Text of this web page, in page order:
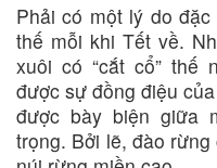
Phải có một lý do
thế mỗi khi Tết về.
xuôi có “cắt cổ” thế
được sự đồng điệu
được bày biện giữa
trọng. Bởi lẽ, đào